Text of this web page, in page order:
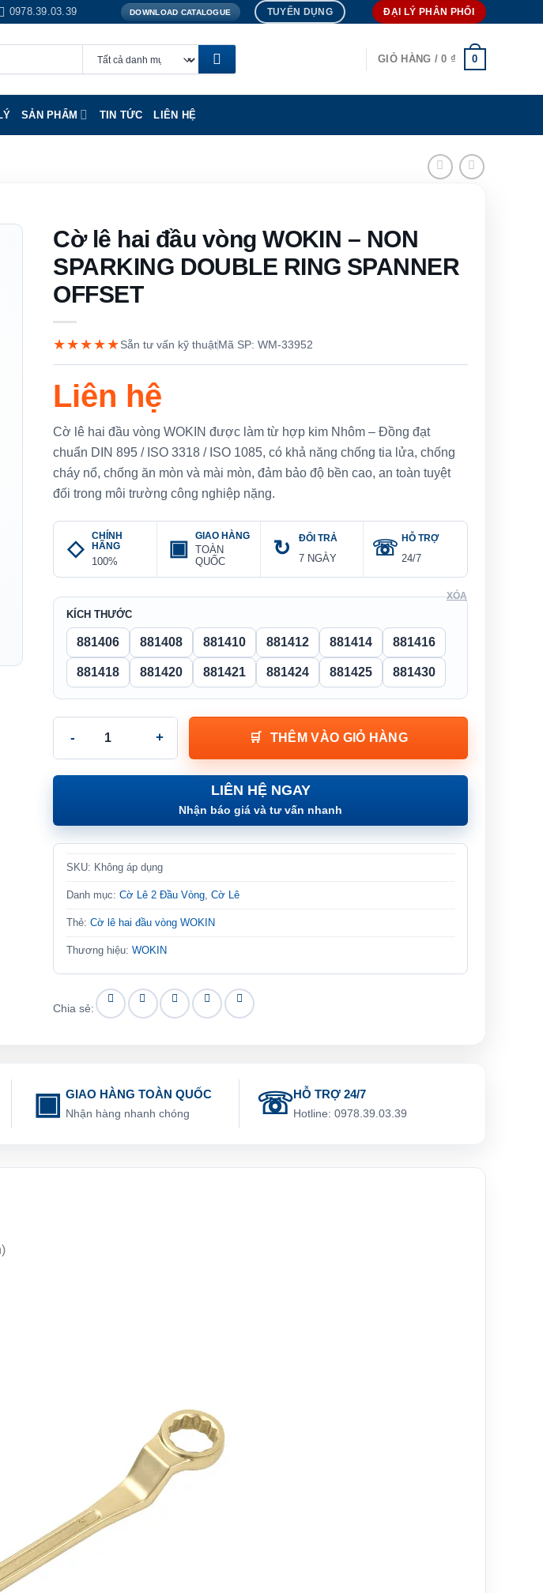
0978.39.03.39 DOWNLOAD CATALOGUE TUYỂN DỤNG ĐẠI LÝ PHÂN PHỐI
GIỎ HÀNG /0 ₫ 0
SẢN PHẨM TIN TỨC LIÊN HỆ
Cờ lê hai đầu vòng WOKIN – NON
SPARKING DOUBLE RING SPANNER
OFFSET
★★★★★Sẵn tư vấn kỹ thuậtMã SP: WM-33952
Liên hệ
Cờ lê hai đầu vòng WOKIN được làm từ hợp kim Nhôm – Đồng đạt
chuẩn DIN 895 / ISO 3318 / ISO 1085, có khả năng chống tia lửa, chống
cháy nổ, chống ăn mòn và mài mòn, đảm bảo độ bền cao, an toàn tuyệt
đối trong môi trường công nghiệp nặng.
CHÍNH
HÃNG
100%
GIAO HÀNG
TOÀN
QUỐC
ĐỔI TRẢ
7 NGÀY
HỖ TRỢ
24/7
KÍCH THƯỚC
881406 881408 881410 881412 881414 881416
881418 881420 881421 881424 881425 881430
XÓA
THÊM VÀO GIỎ HÀNG
LIÊN HỆ NGAY
Nhận báo giá và tư vấn nhanh
SKU: Không áp dụng
Danh mục:Cờ Lê 2 Đầu Vòng ,Cờ Lê
Thẻ:Cờ lê hai đầu vòng WOKIN
Thương hiệu:WOKIN
Chia sẻ:
GIAO HÀNG TOÀN QUỐC
Nhận hàng nhanh chóng
HỖ TRỢ 24/7
Hotline: 0978.39.03.39